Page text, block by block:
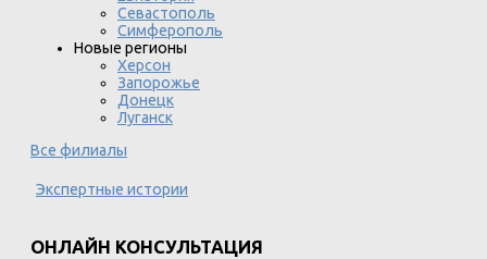
Севастополь
Симферополь
Новые регионы
Херсон
Запорожье
Донецк
Луганск
Все филиалы
Экспертные истории
ОНЛАЙН КОНСУЛЬТАЦИЯ